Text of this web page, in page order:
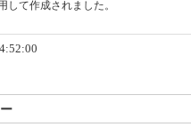
して作成されました。